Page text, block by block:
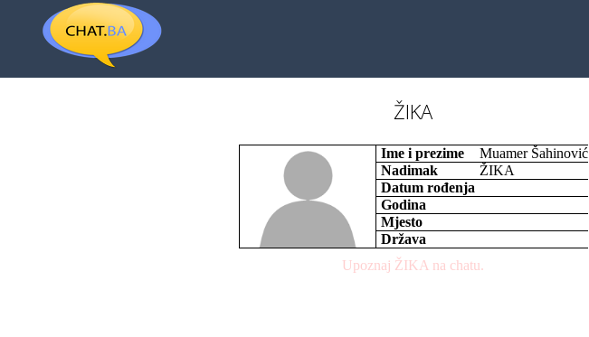
ŽIKA
Ime i prezime
Muamer Šahinović
Nadimak
ŽIKA
Datum rođenja
Godina
Mjesto
Država
Upoznaj ŽIKA na chatu.